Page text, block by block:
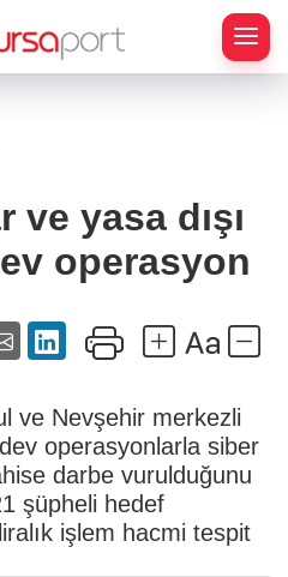
yasa dışı
operasyon
ve Nevşehir merkezli
operasyonlarla siber
darbe vurulduğunu
şüpheli hedef
işlem hacmi tespit